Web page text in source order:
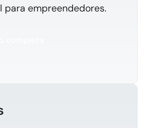
para empreendedores.